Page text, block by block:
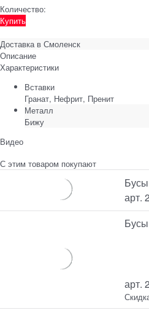
Количество:
Купить
Доставка в Смоленск
Описание
Характеристики
Вставки
Гранат, Нефрит, Пренит
Металл
Бижу
Видео
С этим товаром покупают
арт.
арт.